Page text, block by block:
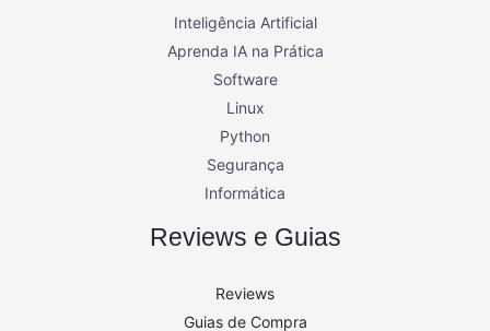
Inteligência Artificial
Aprenda IA na Prática
Software
Linux
Python
Segurança
Informática
Reviews e Guias
Reviews
Guias de Compra